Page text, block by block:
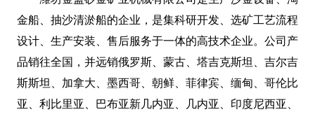
金船、抽沙清淤船的企业，是集科研开发、选矿工艺流程
设计、生产安装、售后服务于一体的高技术企业。公司产
品销往全国，并远销俄罗斯、蒙古、塔吉克斯坦、吉尔吉
斯斯坦、加拿大、墨西哥、朝鲜、菲律宾、缅甸、哥伦比
亚、利比里亚、巴布亚新几内亚、几内亚、印度尼西亚、